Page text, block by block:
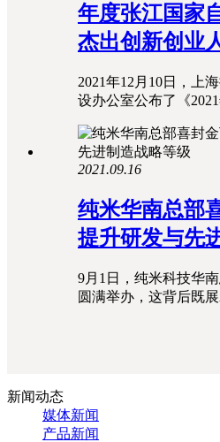
年度张江国家
杰出创新创业
2021年12月10日，上
设办公室公布了《
2021.09.16
纯米华南总部
提升研发与先
9月1日，纯米科技华
圆满举办，这背后既
新闻动态
媒体新闻
产品新闻